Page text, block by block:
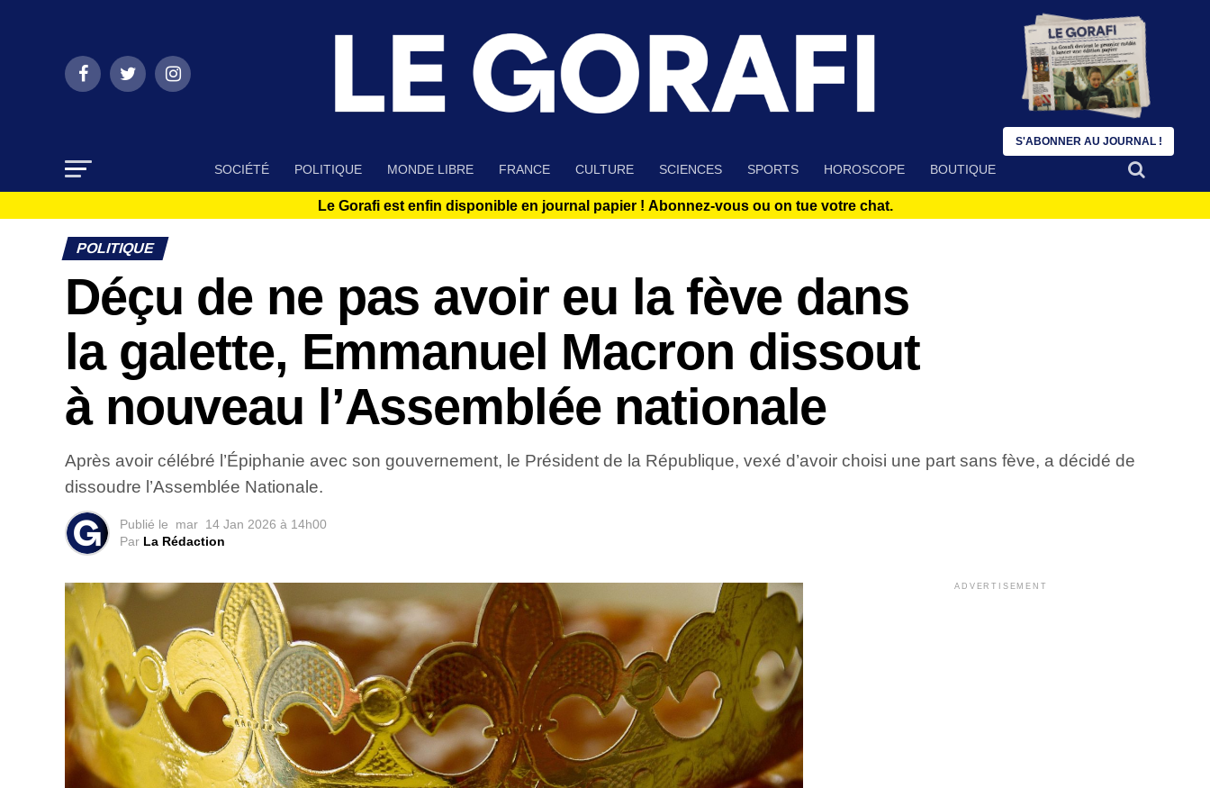
SOCIÉTÉ POLITIQUE MONDE LIBRE FRANCE CULTURE SCIENCES SPORTS HOROSCOPE BOUTIQUE
Le Gorafi est enfin disponible en journal papier ! Abonnez-vous ou on tue votre chat.
POLITIQUE
Déçu de ne pas avoir eu la fève dans
la galette, Emmanuel Macron dissout
à nouveau l’Assemblée nationale
Après avoir célébré l’Épiphanie avec son gouvernement, le Président de la République, vexé d’avoir choisi une part sans fève, a décidé de
dissoudre l’Assemblée Nationale.
Publié le mar 14 Jan 2026 à 14h00
Par La Rédaction
ADVERTISEMENT
S'ABONNER AU JOURNAL !